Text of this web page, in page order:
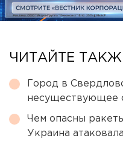
ЧИТАЙТЕ
Город в
несуществующее
Чем опасны
Украина